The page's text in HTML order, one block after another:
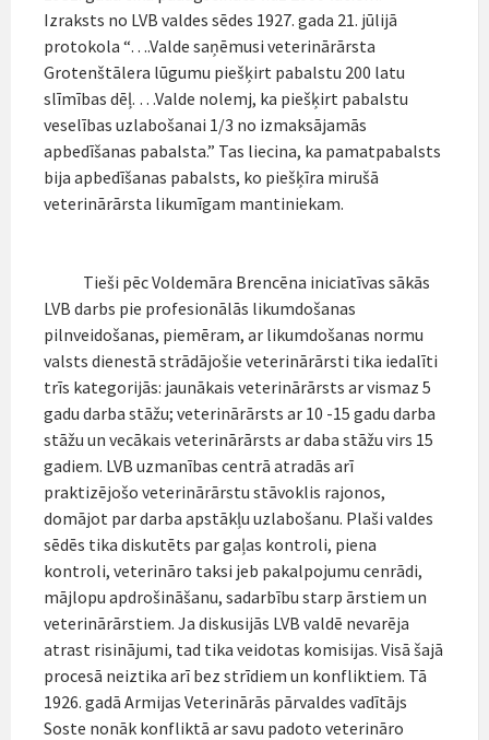
Izraksts no LVB valdes sēdes 1927. gada 21. jūlijā
protokola “….Valde saņēmusi veterinārārsta
Grotenštālera lūgumu piešķirt pabalstu 200 latu
slīmības dēļ. …Valde nolemj, ka piešķirt pabalstu
veselības uzlabošanai 1/3 no izmaksājamās
apbedīšanas pabalsta.” Tas liecina, ka pamatpabalsts
bija apbedīšanas pabalsts, ko piešķīra mirušā
veterinārārsta likumīgam mantiniekam.
Tieši pēc Voldemāra Brencēna iniciatīvas sākās
LVB darbs pie profesionālās likumdošanas
pilnveidošanas, piemēram, ar likumdošanas normu
valsts dienestā strādājošie veterinārārsti tika iedalīti
trīs kategorijās: jaunākais veterinārārsts ar vismaz 5
gadu darba stāžu; veterinārārsts ar 10 -15 gadu darba
stāžu un vecākais veterinārārsts ar daba stāžu virs 15
gadiem. LVB uzmanības centrā atradās arī
praktizējošo veterinārārstu stāvoklis rajonos,
domājot par darba apstākļu uzlabošanu. Plaši valdes
sēdēs tika diskutēts par gaļas kontroli, piena
kontroli, veterināro taksi jeb pakalpojumu cenrādi,
mājlopu apdrošināšanu, sadarbību starp ārstiem un
veterinārārstiem. Ja diskusijās LVB valdē nevarēja
atrast risinājumi, tad tika veidotas komisijas. Visā šajā
procesā neiztika arī bez strīdiem un konfliktiem. Tā
1926. gadā Armijas Veterinārās pārvaldes vadītājs
Soste nonāk konfliktā ar savu padoto veterināro